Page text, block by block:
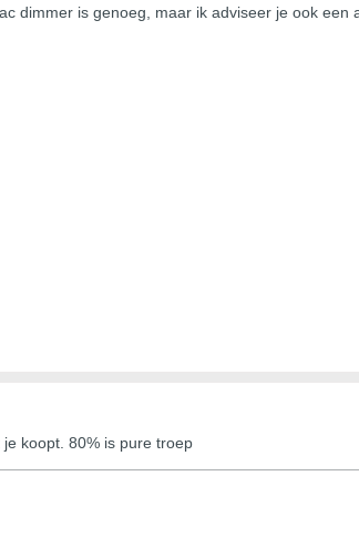
dimmer is genoeg, maar ik adviseer je ook een
koopt. 80% is pure troep